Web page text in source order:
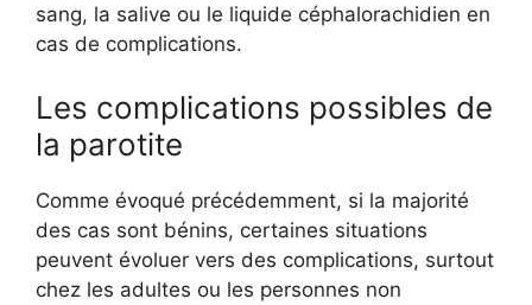
sang, la salive ou le liquide céphalorachidien en
cas de complications.
Les complications possibles de
la parotite
Comme évoqué précédemment, si la majorité
des cas sont bénins, certaines situations
peuvent évoluer vers des complications, surtout
chez les adultes ou les personnes non